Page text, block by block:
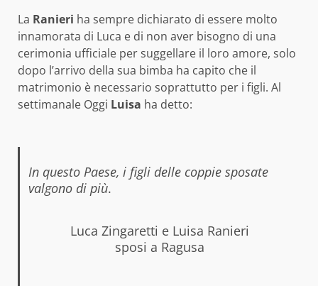
La Ranieri ha sempre dichiarato di essere molto
innamorata di Luca e di non aver bisogno di una
cerimonia ufficiale per suggellare il loro amore, solo
dopo l’arrivo della sua bimba ha capito che il
matrimonio è necessario soprattutto per i figli. Al
settimanale Oggi Luisa ha detto:
In questo Paese, i figli delle coppie sposate
valgono di più.
Luca Zingaretti e Luisa Ranieri
sposi a Ragusa